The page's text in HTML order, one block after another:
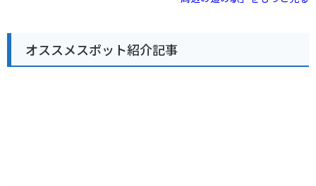
周辺には、自然豊かな観光スポットも多く、ドライブや
噌や漬物、地酒などが人気です。
オススメスポット紹介記事